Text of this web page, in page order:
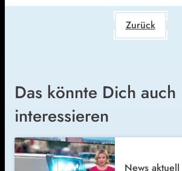
Zurück
Das könnte Dich auch
interessieren
News